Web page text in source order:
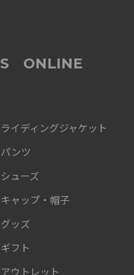
ONLINE
ライディングジャケット
パンツ
シューズ
キャップ・帽子
グッズ
ギフト
アウトレット